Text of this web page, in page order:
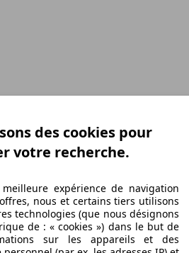
des cookies pour
votre recherche.
expérience de navigation
nous et certains tiers utilisons
technologies (que nous désignons
de : « cookies ») dans le but de
sur les appareils et des